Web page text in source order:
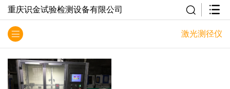
重庆识金试验检测设备有限公司
激光测径仪